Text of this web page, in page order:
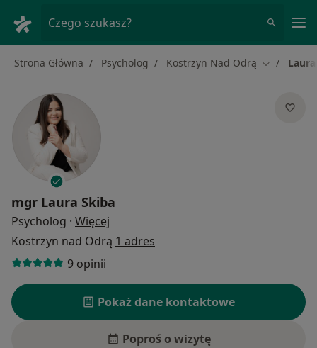
Czego szukasz?
Strona Główna Psycholog Kostrzyn Nad Odrą Zmień
mgr Laura Skiba
Psycholog · Więcej
Kostrzyn nad Odrą 1 adres
9 opinii
Pokaż dane kontaktowe
Poproś o wizytę